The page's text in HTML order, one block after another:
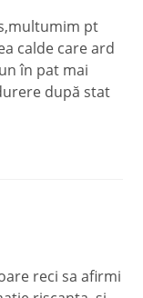
pt
calde care ard
în pat mai
după stat
reci sa afirmi